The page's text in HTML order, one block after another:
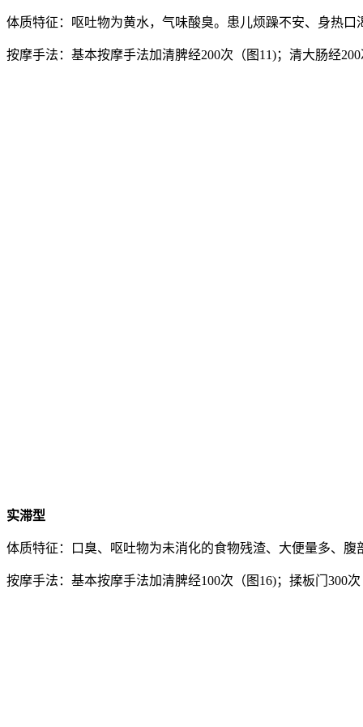
体质特征：呕吐物为黄水，气味酸臭。患儿烦躁不安、身热
按摩手法：基本按摩手法加清脾经200次（图11)；清大肠经
实滞型
体质特征：口臭、呕吐物为未消化的食物残渣、大便量多、腹
按摩手法：基本按摩手法加清脾经100次（图16)；揉板门300